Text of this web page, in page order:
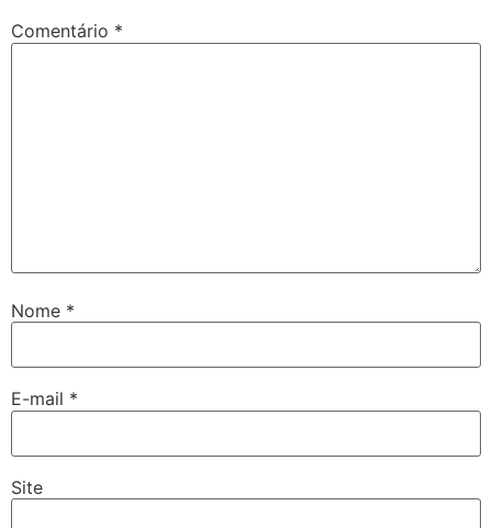
Comentário *
Nome *
E-mail *
Site